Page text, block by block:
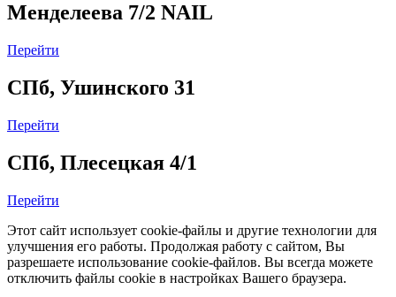
Менделеева 7/2 NAIL
Перейти
СПб, Ушинского 31
Перейти
СПб, Плесецкая 4/1
Перейти
Этот сайт использует cookie-файлы и другие технологии для
улучшения его работы. Продолжая работу с сайтом, Вы
разрешаете использование cookie-файлов. Вы всегда можете
отключить файлы cookie в настройках Вашего браузера.